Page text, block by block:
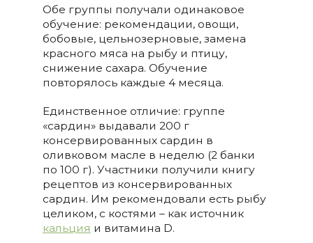
Обе группы получали одинаковое
обучение: рекомендации, овощи,
бобовые, цельнозерновые, замена
красного мяса на рыбу и птицу,
снижение сахара. Обучение
повторялось каждые 4 месяца.
Единственное отличие: группе
«сардин» выдавали 200 г
консервированных сардин в
оливковом масле в неделю (2 банки
по 100 г). Участники получили книгу
рецептов из консервированных
сардин. Им рекомендовали есть рыбу
целиком, с костями – как источник
кальция и витамина D.